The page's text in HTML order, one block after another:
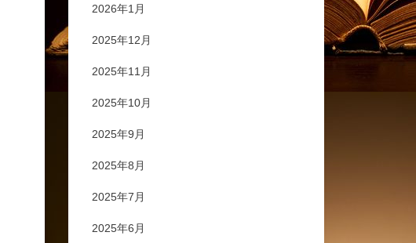
2026年1月
2025年12月
2025年11月
2025年10月
2025年9月
2025年8月
2025年7月
2025年6月